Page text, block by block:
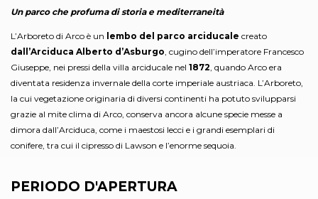
Un parco che profuma di storia e mediterraneità
L’Arboreto di Arco è un lembo del parco arciducale creato
dall’Arciduca Alberto d’Asburgo , cugino dell’imperatore Francesco
Giuseppe, nei pressi della villa arciducale nel 1872 , quando Arco era
diventata residenza invernale della corte imperiale austriaca. L’Arboreto,
la cui vegetazione originaria di diversi continenti ha potuto svilupparsi
grazie al mite clima di Arco, conserva ancora alcune specie messe a
dimora dall’Arciduca, come i maestosi lecci e i grandi esemplari di
conifere, tra cui il cipresso di Lawson e l’enorme sequoia.
PERIODO D'APERTURA